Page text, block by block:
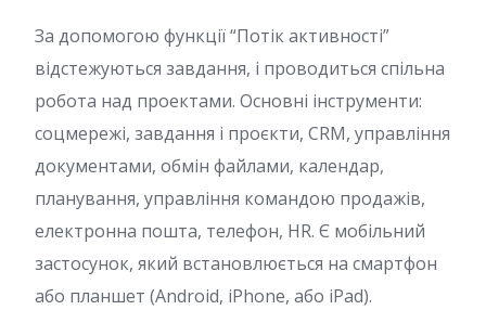
За допомогою функції “Потік активності”
відстежуються завдання, і проводиться спільна
робота над проектами. Основні інструменти:
соцмережі, завдання і проєкти, CRM, управління
документами, обмін файлами, календар,
планування, управління командою продажів,
електронна пошта, телефон, HR. Є мобільний
застосунок, який встановлюється на смартфон
або планшет (Android, iPhone, або iPad).